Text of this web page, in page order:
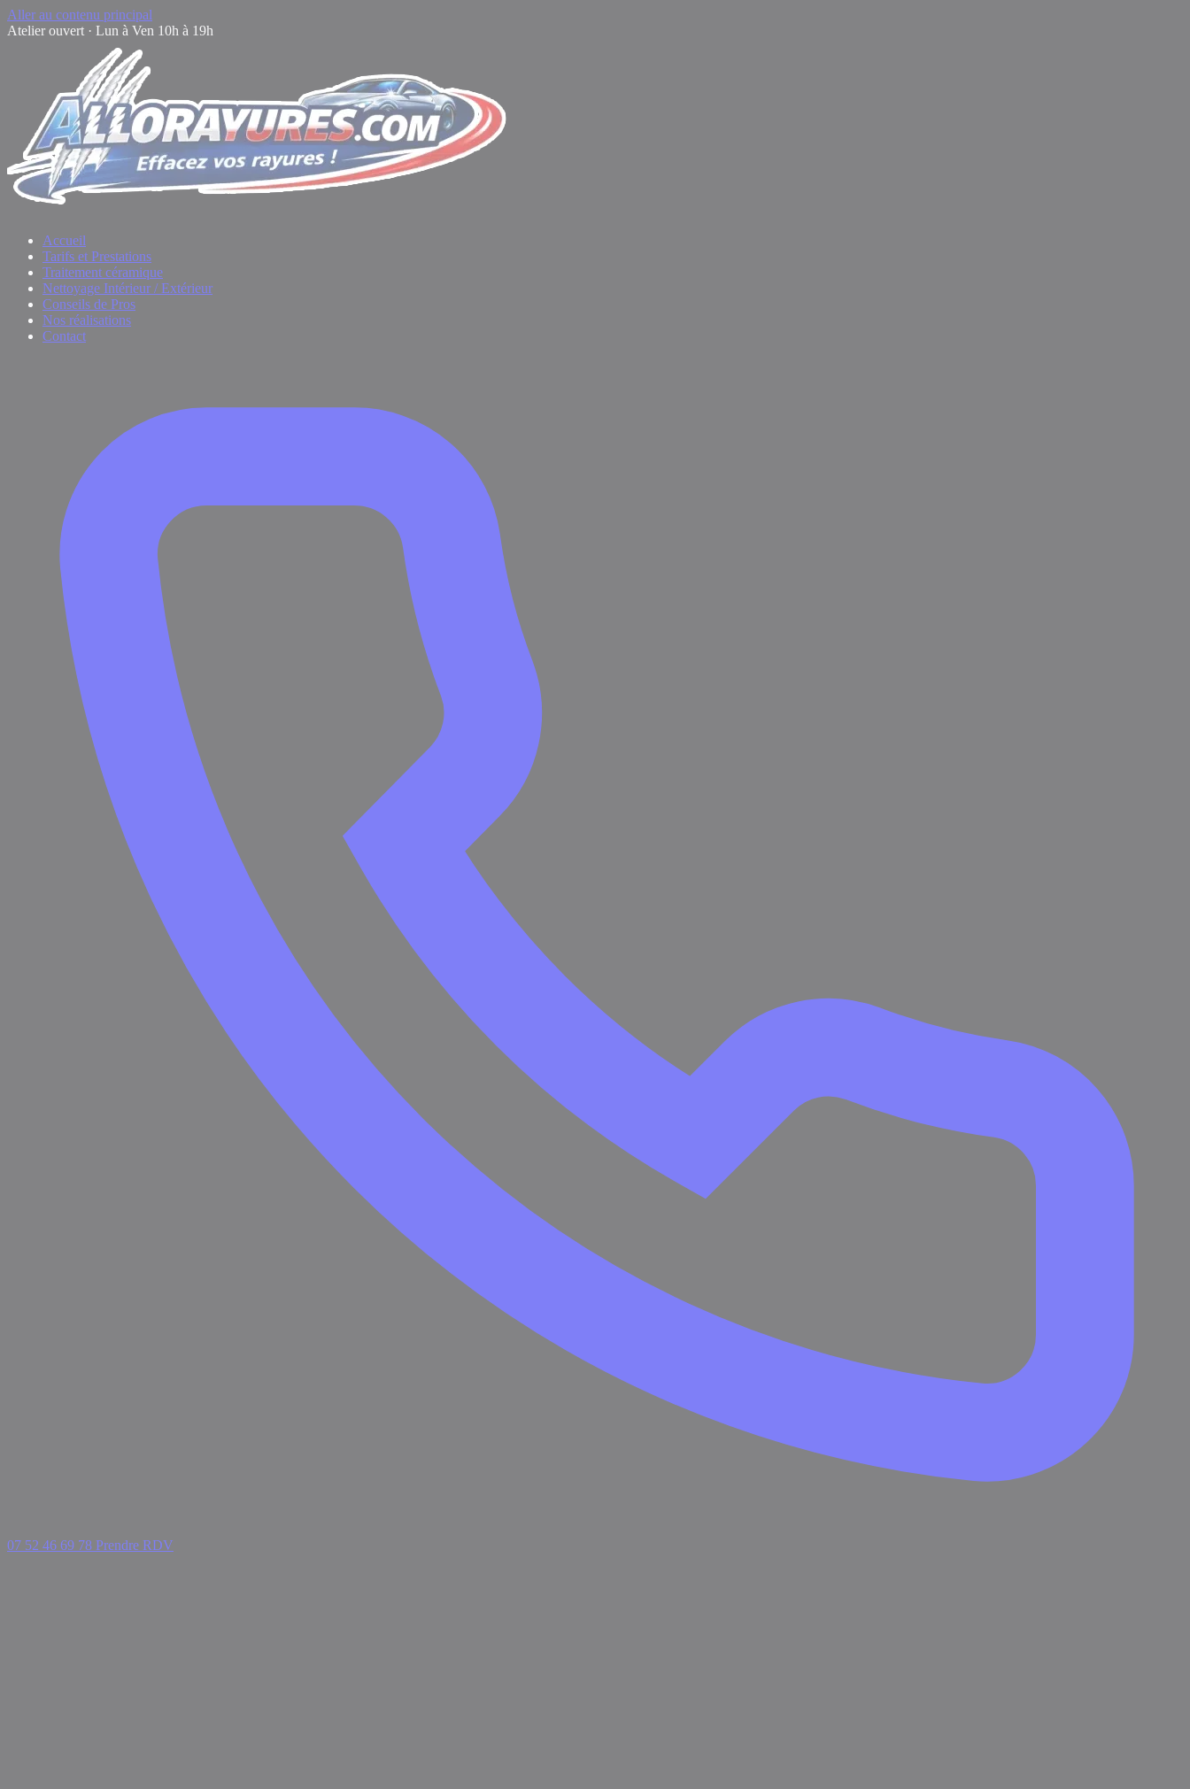
Aller au contenu principal
Atelier ouvert · Lun à Ven 10h à 19h
Accueil
Tarifs et Prestations
Traitement céramique
Nettoyage Intérieur / Extérieur
Conseils de Pros
Nos réalisations
Contact
07 52 46 69 78 Prendre RDV